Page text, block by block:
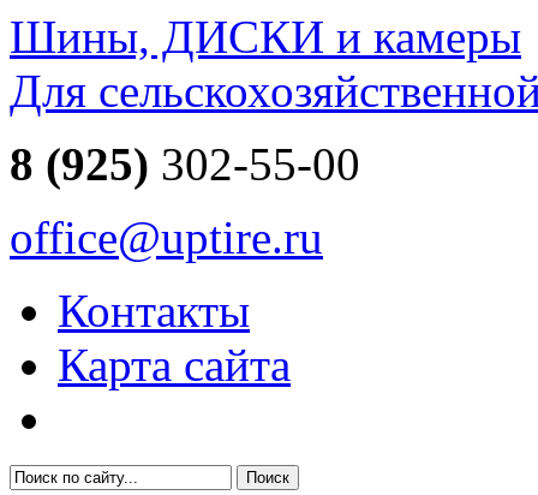
Шины, ДИСКИ и камеры
Для
8 (925) 302-55-00
office@uptire.ru
Контакты
Карта сайта